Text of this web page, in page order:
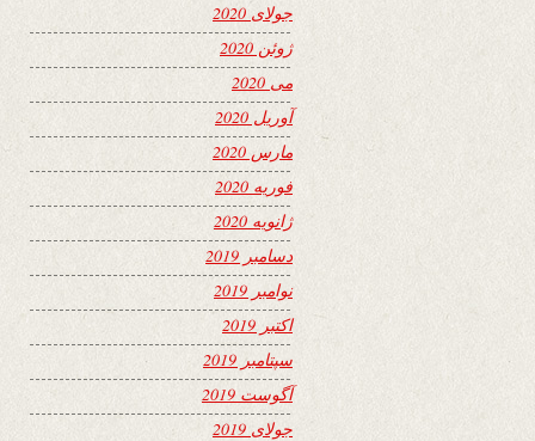
جولای 2020
ژوئن 2020
می 2020
آوریل 2020
مارس 2020
فوریه 2020
ژانویه 2020
دسامبر 2019
نوامبر 2019
اکتبر 2019
سپتامبر 2019
آگوست 2019
جولای 2019